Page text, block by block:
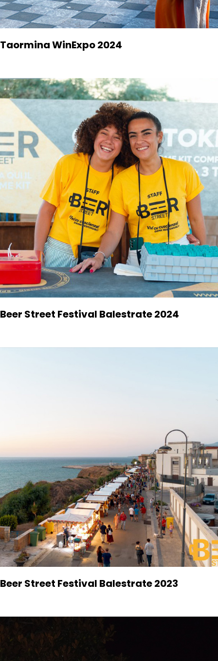
Taormina WinExpo 2024
Beer Street Festival Balestrate 2024
Beer Street Festival Balestrate 2023